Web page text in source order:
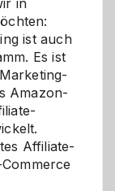
ist auch
Es ist
Amazon-
Affiliate-